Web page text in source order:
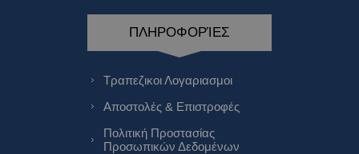
ΠΛΗΡΟΦΟΡΊΕΣ
Τραπεζικοι Λογαριασμοι
Αποστολές & Επιστροφές
Πολιτική Προστασίας
Προσωπικών Δεδομένων